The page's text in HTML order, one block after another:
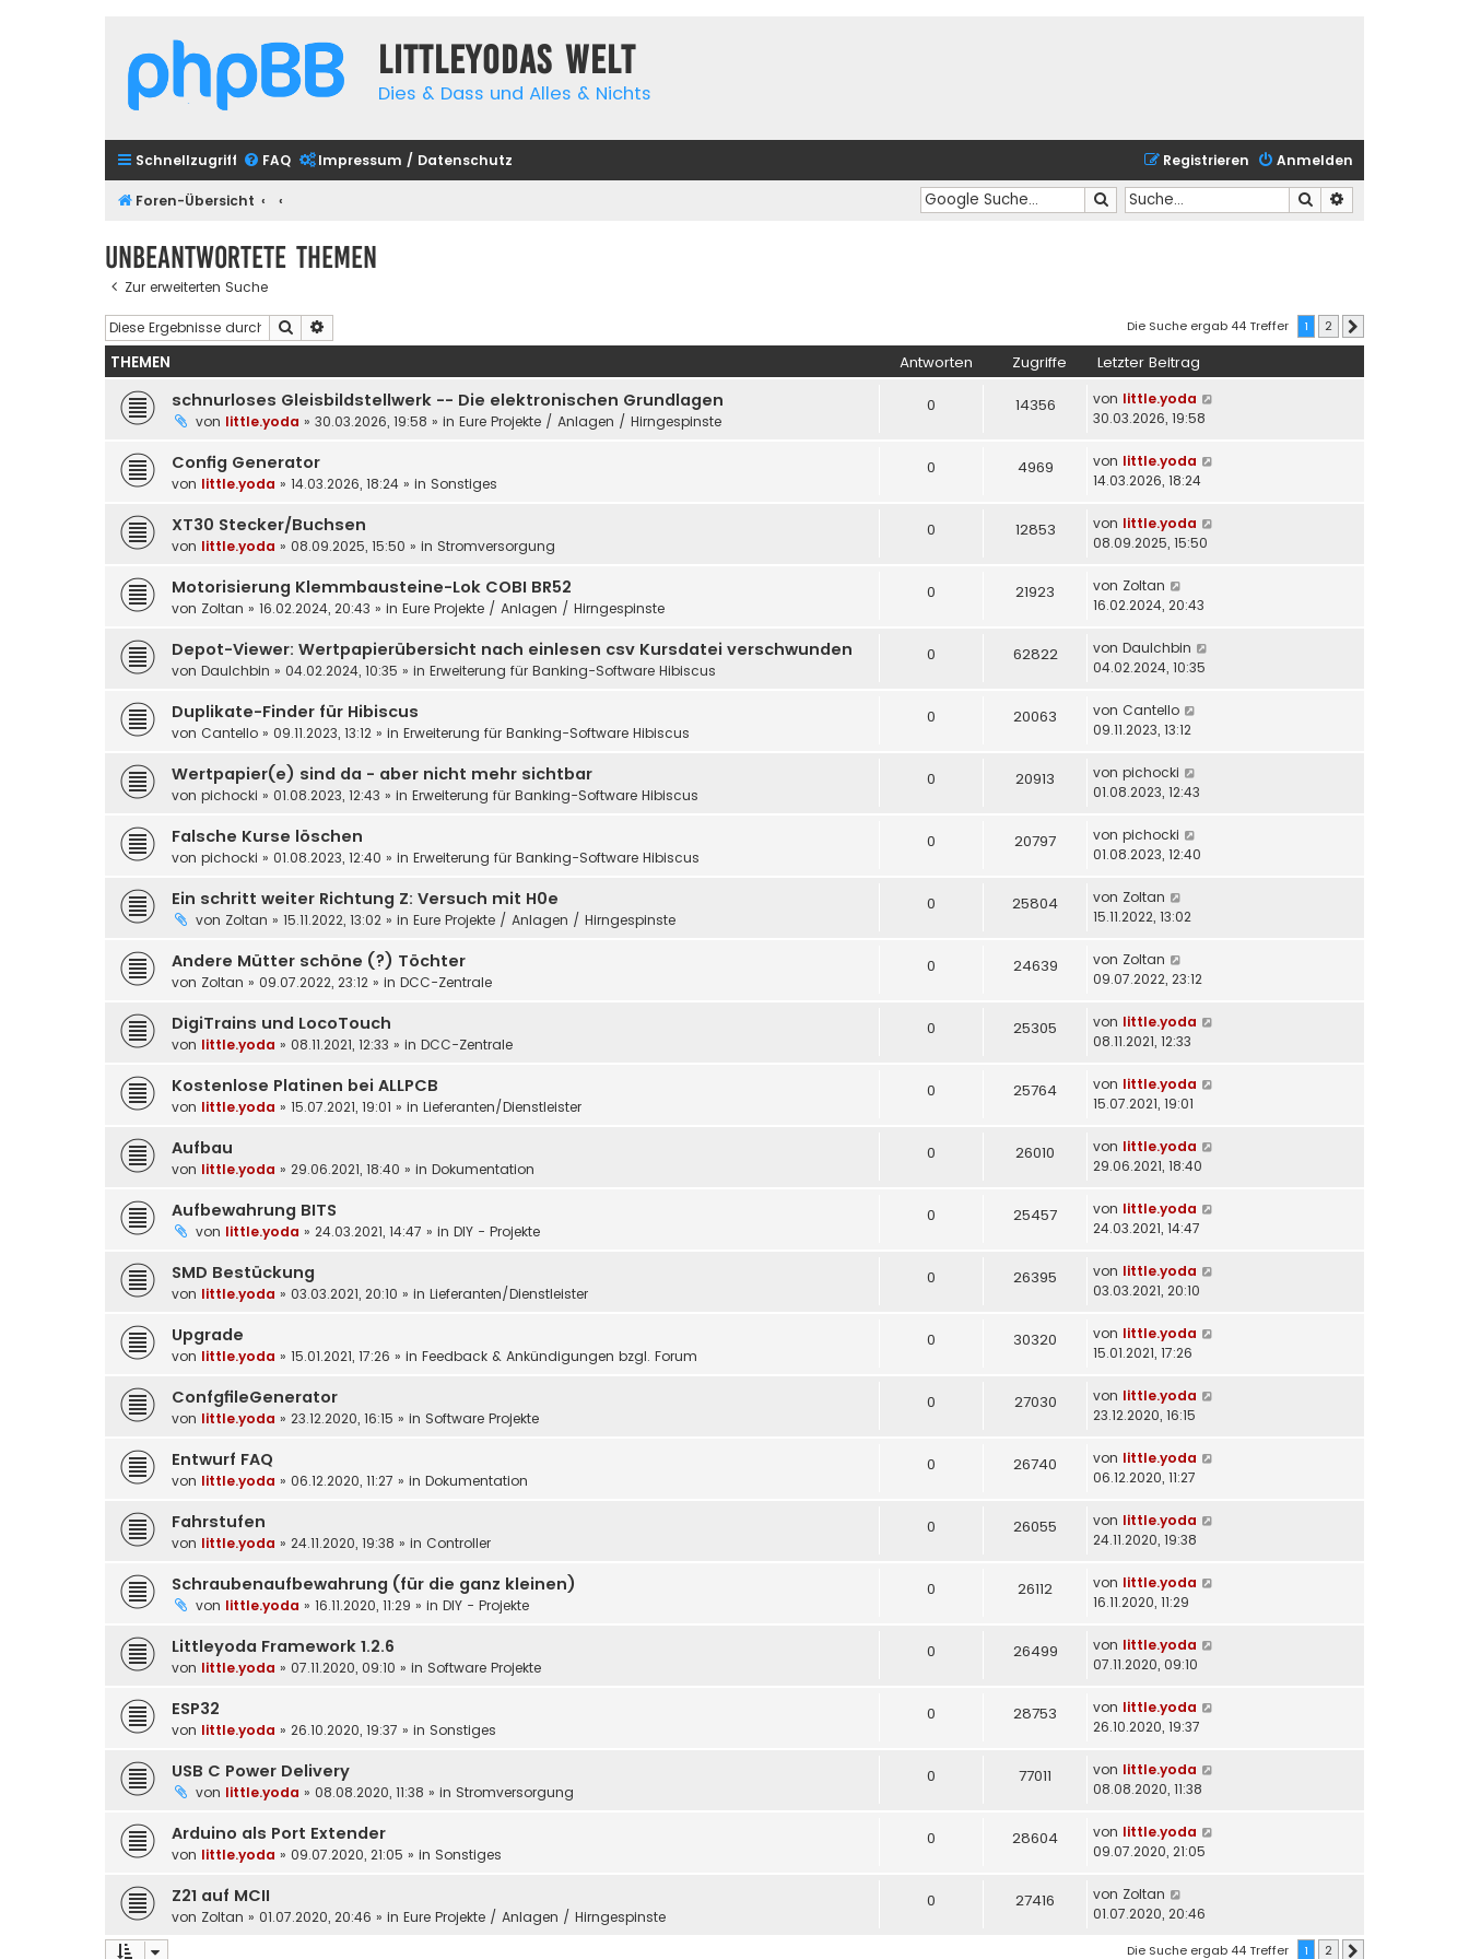
Littleyodas Welt
Dies & Dass und Alles & Nichts
Schnellzugriff FAQ Impressum / Datenschutz Anmelden
Registrieren
Foren-Übersicht Suche
Suche
Unbeantwortete Themen
Zur erweiterten Suche
Suche Die Suche ergab 44 Treffer 1 2
THEMEN Antworten Zugriffe Letzter Beitrag
schnurloses Gleisbildstellwerk -- Die elektronischen Grundlagen
von little.yoda » 30.03.2026, 19:58 » in Eure Projekte / Anlagen / Hirngespinste
0 14356 von little.yoda
30.03.2026, 19:58
Config Generator
von little.yoda » 14.03.2026, 18:24 » in Sonstiges
0 4969 von little.yoda
14.03.2026, 18:24
XT30 Stecker/Buchsen
von little.yoda » 08.09.2025, 15:50 » in Stromversorgung
0 12853 von little.yoda
08.09.2025, 15:50
Motorisierung Klemmbausteine-Lok COBI BR52
von Zoltan » 16.02.2024, 20:43 » in Eure Projekte / Anlagen / Hirngespinste
0 21923 von Zoltan
16.02.2024, 20:43
Depot-Viewer: Wertpapierübersicht nach einlesen csv Kursdatei verschwunden
von DauIchbin » 04.02.2024, 10:35 » in Erweiterung für Banking-Software Hibiscus
0 62822 von DauIchbin
04.02.2024, 10:35
Duplikate-Finder für Hibiscus
von Cantello » 09.11.2023, 13:12 » in Erweiterung für Banking-Software Hibiscus
0 20063 von Cantello
09.11.2023, 13:12
Wertpapier(e) sind da - aber nicht mehr sichtbar
von pichocki » 01.08.2023, 12:43 » in Erweiterung für Banking-Software Hibiscus
0 20913 von pichocki
01.08.2023, 12:43
Falsche Kurse löschen
von pichocki » 01.08.2023, 12:40 » in Erweiterung für Banking-Software Hibiscus
0 20797 von pichocki
01.08.2023, 12:40
Ein schritt weiter Richtung Z: Versuch mit H0e
von Zoltan » 15.11.2022, 13:02 » in Eure Projekte / Anlagen / Hirngespinste
0 25804 von Zoltan
15.11.2022, 13:02
Andere Mütter schöne (?) Töchter
von Zoltan » 09.07.2022, 23:12 » in DCC-Zentrale
0 24639 von Zoltan
09.07.2022, 23:12
DigiTrains und LocoTouch
von little.yoda » 08.11.2021, 12:33 » in DCC-Zentrale
0 25305 von little.yoda
08.11.2021, 12:33
Kostenlose Platinen bei ALLPCB
von little.yoda » 15.07.2021, 19:01 » in Lieferanten/Dienstleister
0 25764 von little.yoda
15.07.2021, 19:01
Aufbau
von little.yoda » 29.06.2021, 18:40 » in Dokumentation
0 26010 von little.yoda
29.06.2021, 18:40
Aufbewahrung BITS
von little.yoda » 24.03.2021, 14:47 » in DIY - Projekte
0 25457 von little.yoda
24.03.2021, 14:47
SMD Bestückung
von little.yoda » 03.03.2021, 20:10 » in Lieferanten/Dienstleister
0 26395 von little.yoda
03.03.2021, 20:10
Upgrade
von little.yoda » 15.01.2021, 17:26 » in Feedback & Ankündigungen bzgl. Forum
0 30320 von little.yoda
15.01.2021, 17:26
ConfgfileGenerator
von little.yoda » 23.12.2020, 16:15 » in Software Projekte
0 27030 von little.yoda
23.12.2020, 16:15
Entwurf FAQ
von little.yoda » 06.12.2020, 11:27 » in Dokumentation
0 26740 von little.yoda
06.12.2020, 11:27
Fahrstufen
von little.yoda » 24.11.2020, 19:38 » in Controller
0 26055 von little.yoda
24.11.2020, 19:38
Schraubenaufbewahrung (für die ganz kleinen)
von little.yoda » 16.11.2020, 11:29 » in DIY - Projekte
0 26112 von little.yoda
16.11.2020, 11:29
Littleyoda Framework 1.2.6
von little.yoda » 07.11.2020, 09:10 » in Software Projekte
0 26499 von little.yoda
07.11.2020, 09:10
ESP32
von little.yoda » 26.10.2020, 19:37 » in Sonstiges
0 28753 von little.yoda
26.10.2020, 19:37
USB C Power Delivery
von little.yoda » 08.08.2020, 11:38 » in Stromversorgung
0 77011 von little.yoda
08.08.2020, 11:38
Arduino als Port Extender
von little.yoda » 09.07.2020, 21:05 » in Sonstiges
0 28604 von little.yoda
09.07.2020, 21:05
Z21 auf MCII
von Zoltan » 01.07.2020, 20:46 » in Eure Projekte / Anlagen / Hirngespinste
0 27416 von Zoltan
01.07.2020, 20:46
Die Suche ergab 44 Treffer 1 2